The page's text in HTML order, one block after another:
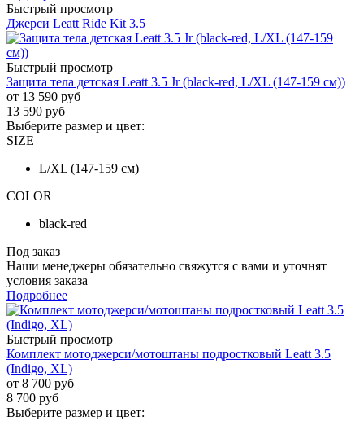
Быстрый просмотр
Джерси Leatt Ride Kit 3.5
Быстрый просмотр
Защита тела детская Leatt 3.5 Jr (black-red, L/XL (147-159 см))
от 13 590 руб
13 590 руб
Выберите размер и цвет:
SIZE
L/XL (147-159 см)
COLOR
black-red
Под заказ
Наши менеджеры обязательно свяжутся с вами и уточнят
условия заказа
Подробнее
Быстрый просмотр
Комплект мотоджерси/мотоштаны подростковый Leatt 3.5
(Indigo, XL)
от 8 700 руб
8 700 руб
Выберите размер и цвет: